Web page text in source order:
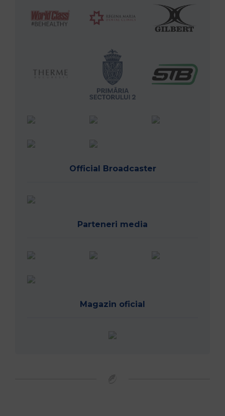
Official Broadcaster
Parteneri media
Magazin oficial